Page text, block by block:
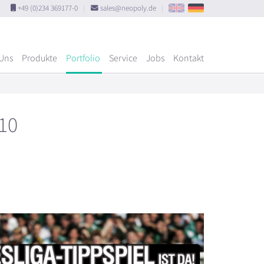
+49 (0)234 369177-0 sales@neopoly.de
Produkte Portfolio Service Jobs Kontakt